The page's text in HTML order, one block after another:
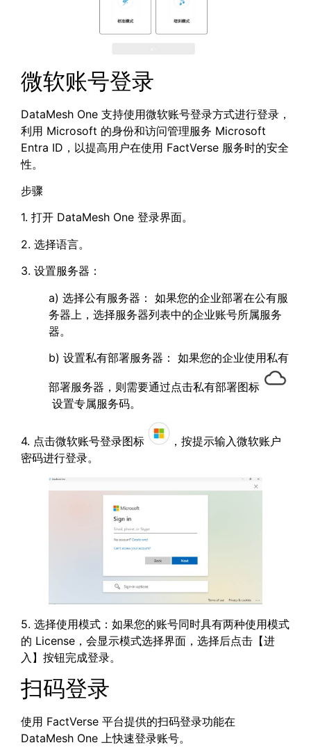
微软账号登录
DataMesh One 支持使用微软账号登录方式进行登录，
利用 Microsoft 的身份和访问管理服务 Microsoft
Entra ID，以提高用户在使用 FactVerse 服务时的安全
性。
步骤
1. 打开 DataMesh One 登录界面。
2. 选择语言。
3. 设置服务器：
a) 选择公有服务器： 如果您的企业部署在公有服
务器上，选择服务器列表中的企业账号所属服务
器。
b) 设置私有部署服务器： 如果您的企业使用私有
部署服务器，则需要通过点击私有部署图标
设置专属服务码。
4. 点击微软账号登录图标
，按提示输入微软账户
密码进行登录。
5. 选择使用模式：如果您的账号同时具有两种使用模式
的 License，会显示模式选择界面，选择后点击【进
入】按钮完成登录。
扫码登录
使用 FactVerse 平台提供的扫码登录功能在
DataMesh One 上快速登录账号。